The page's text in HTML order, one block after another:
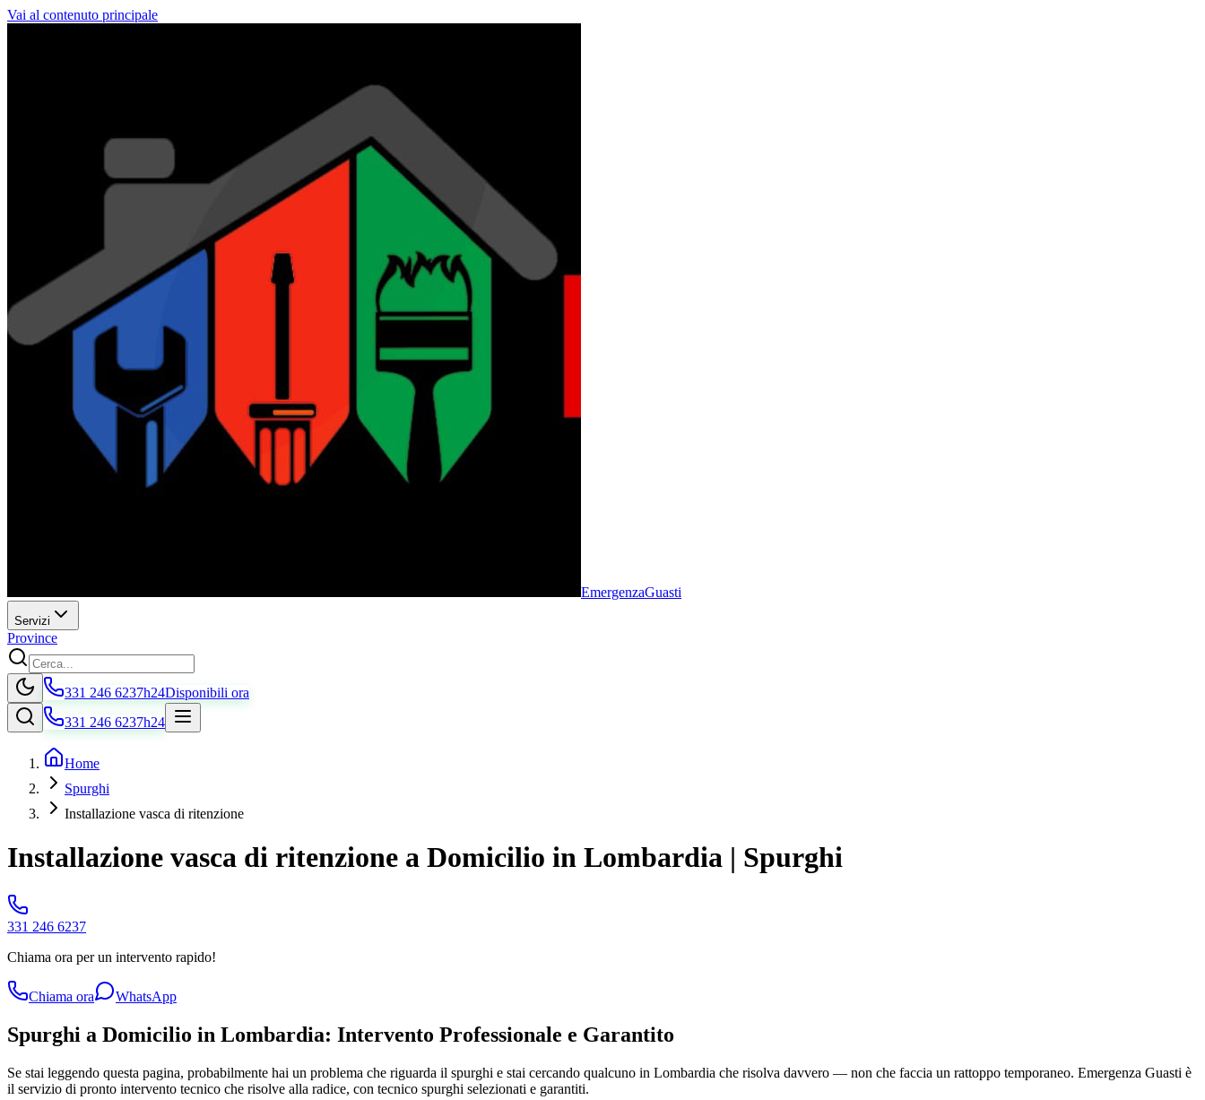
Vai al contenuto principale
EmergenzaGuasti
Servizi
Province
331 246 6237h24Disponibili ora
331 246 6237h24
Home
Spurghi
Installazione vasca di ritenzione
Installazione vasca di ritenzione a Domicilio in Lombardia | Spurghi
331 246 6237
Chiama ora per un intervento rapido!
Chiama ora WhatsApp
Spurghi a Domicilio in Lombardia: Intervento Professionale e Garantito
Se stai leggendo questa pagina, probabilmente hai un problema che riguarda il spurghi e stai cercando qualcuno in Lombardia che risolva davvero — non che faccia un rattoppo temporaneo. Emergenza Guasti è
il servizio di pronto intervento tecnico che risolve alla radice, con tecnico spurghi selezionati e garantiti.